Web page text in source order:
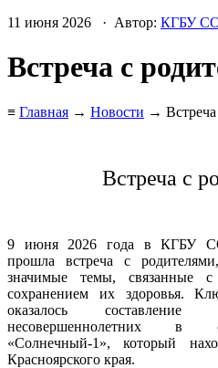
11 июня 2026 · Автор: КГБУ
Встреча с
≡ Главная → Новости → Встреча
Встреча с
9 июня 2026 года в КГБУ
прошла встреча с
значимые темы, связанные
сохранением их здоровья.
оказалось
несовершеннолетних в
«Солнечный‑1», который
Красноярского края.